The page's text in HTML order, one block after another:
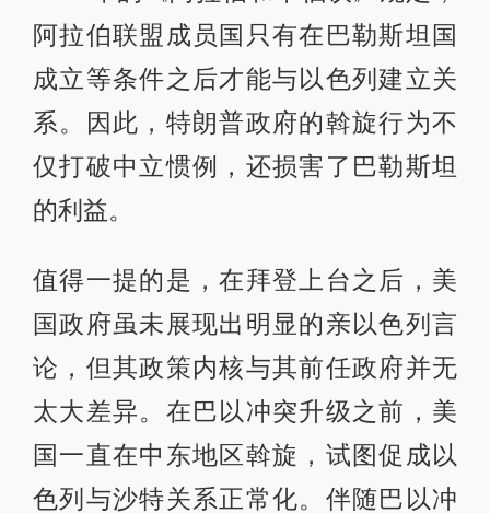
阿拉伯联盟成员国只有在巴勒斯坦国
成立等条件之后才能与以色列建立关
系。因此，特朗普政府的斡旋行为不
仅打破中立惯例，还损害了巴勒斯坦
的利益。
值得一提的是，在拜登上台之后，美
国政府虽未展现出明显的亲以色列言
论，但其政策内核与其前任政府并无
太大差异。在巴以冲突升级之前，美
国一直在中东地区斡旋，试图促成以
色列与沙特关系正常化。伴随巴以冲